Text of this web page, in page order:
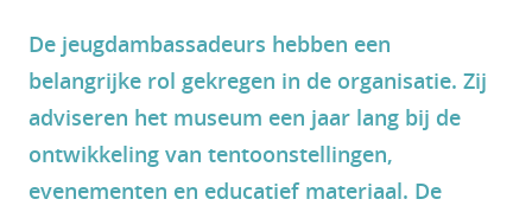
De jeugdambassadeurs hebben een
belangrijke rol gekregen in de organisatie. Zij
adviseren het museum een jaar lang bij de
ontwikkeling van tentoonstellingen,
evenementen en educatief materiaal. De